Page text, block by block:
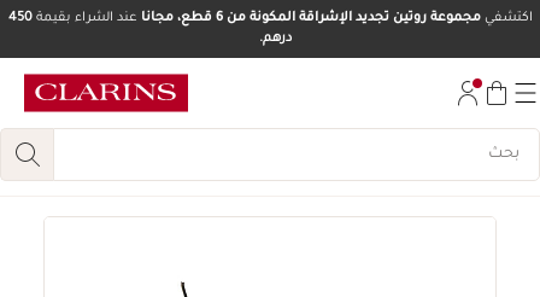
انتقل إلى أسفل الصفحة
اكتشفيمجموعة روتين تجديد الإشراقة المكونة من 6 قطع، مجانا عند الشراء بقيمة450
درهم.